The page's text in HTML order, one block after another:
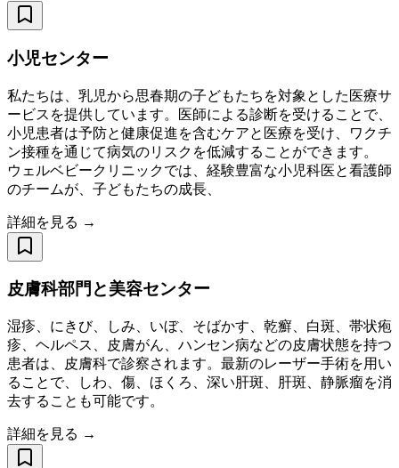
小児センター
私たちは、乳児から思春期の子どもたちを対象とした医療サ
ービスを提供しています。医師による診断を受けることで、
小児患者は予防と健康促進を含むケアと医療を受け、ワクチ
ン接種を通じて病気のリスクを低減することができます。
ウェルベビークリニックでは、経験豊富な小児科医と看護師
のチームが、子どもたちの成長、
詳細を見る →
皮膚科部門と美容センター
湿疹、にきび、しみ、いぼ、そばかす、乾癬、白斑、帯状疱
疹、ヘルペス、皮膚がん、ハンセン病などの皮膚状態を持つ
患者は、皮膚科で診察されます。最新のレーザー手術を用い
ることで、しわ、傷、ほくろ、深い肝斑、肝斑、静脈瘤を消
去することも可能です。
詳細を見る →